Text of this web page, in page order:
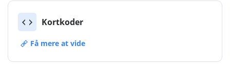
Kortkoder
Få mere at vide